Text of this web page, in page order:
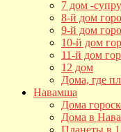
7 дом -
8-й дом
9-й дом
10-й дом
11-й дом
12 дом
Дома, где
Навамша
Дома
Дома в
Планеты в